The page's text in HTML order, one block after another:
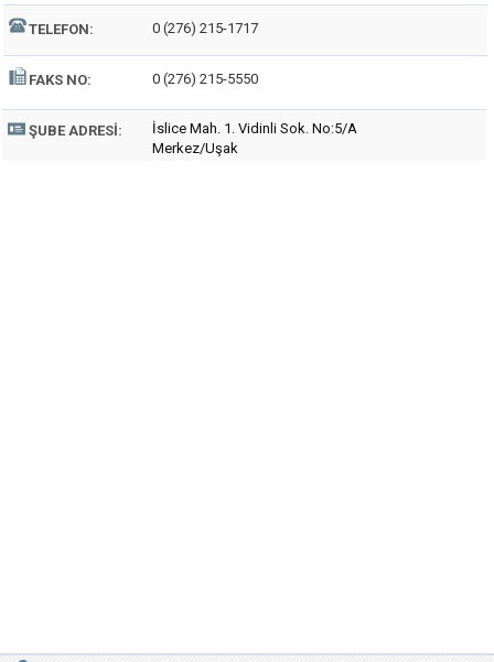
TELEFON: 0 (276) 215-1717
FAKS NO: 0 (276) 215-5550
ŞUBE ADRESI:
İslice Mah. 1. Vidinli Sok. No:5/A
Merkez/Uşak